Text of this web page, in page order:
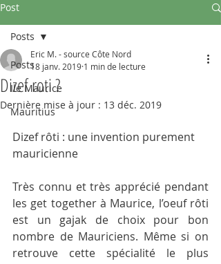
Post
Posts
Ile Maurice
Mauritius
Posts
Dizef roti ?
Eric M. - source Côte Nord
18 janv. 2019 1 min de lecture
Dernière mise à jour : 13 déc. 2019
Dizef rôti : une invention purement
mauricienne
Très connu et très apprécié pendant
les get together à Maurice, l’oeuf rôti
est un gajak de choix pour bon
nombre de Mauriciens. Même si on
retrouve cette spécialité le plus